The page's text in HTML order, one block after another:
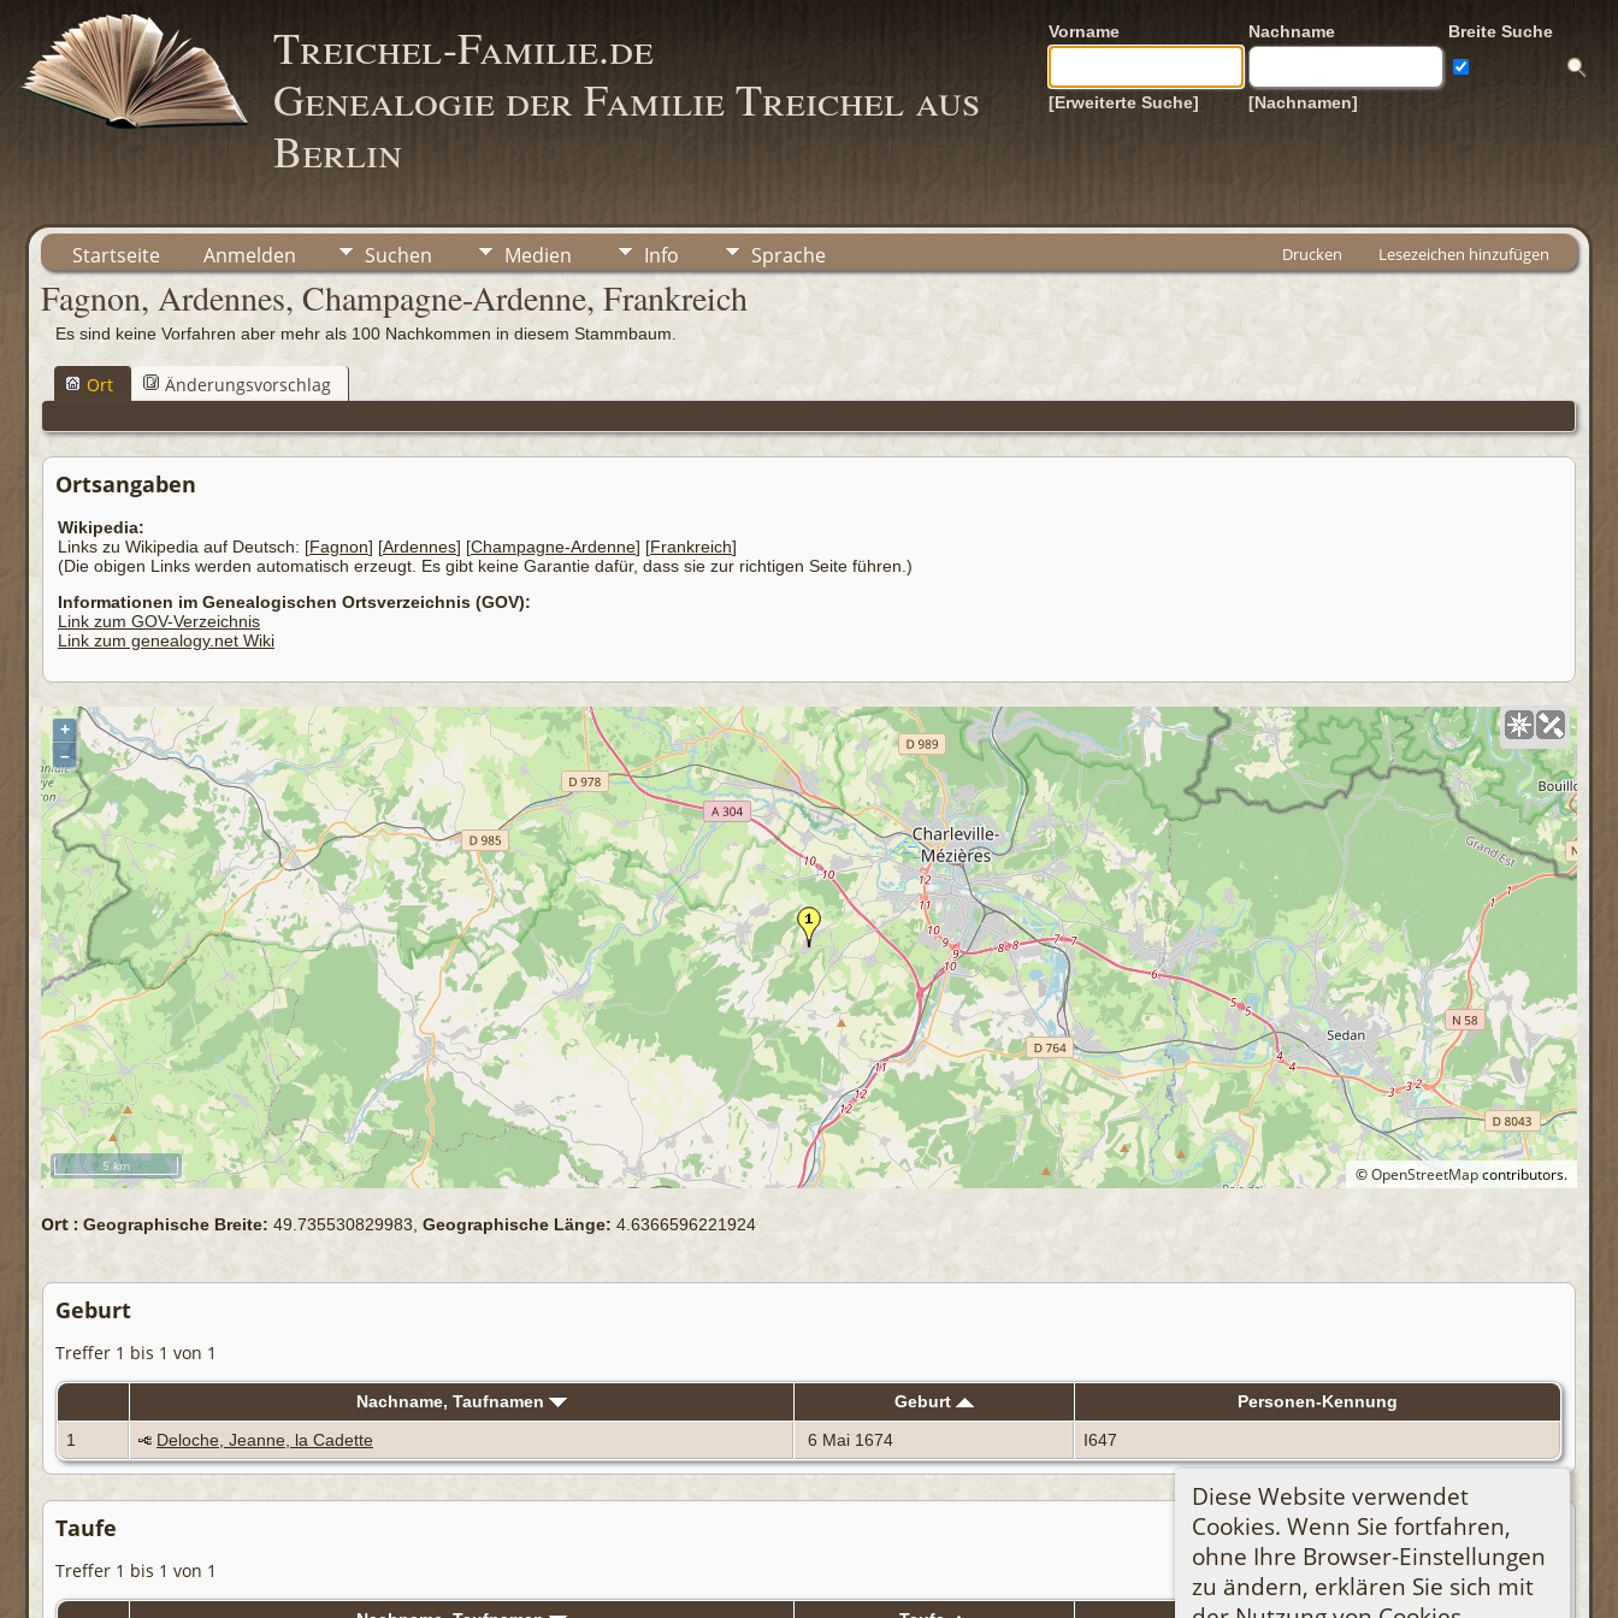
Treichel-Familie.de
Genealogie der Familie Treichel aus
Berlin
Vorname Nachname Breite Suche
[Erweiterte Suche] [Nachnamen]
Startseite Anmelden Suchen Medien Info Sprache Drucken Lesezeichen hinzufügen
Diese Website verwendet
Cookies. Wenn Sie fortfahren,
ohne Ihre Browser-Einstellungen
zu ändern, erklären Sie sich mit
Fagnon, Ardennes, Champagne-Ardenne, Frankreich
Es sind keine Vorfahren aber mehr als 100 Nachkommen in diesem Stammbaum.
Ort Änderungsvorschlag
Ortsangaben
Wikipedia:
Links zu Wikipedia auf Deutsch: [Fagnon] [Ardennes] [Champagne-Ardenne] [Frankreich]
(Die obigen Links werden automatisch erzeugt. Es gibt keine Garantie dafür, dass sie zur richtigen Seite führen.)
Informationen im Genealogischen Ortsverzeichnis (GOV):
Link zum GOV-Verzeichnis
Link zum genealogy.net Wiki
+
–
©OpenStreetMapcontributors.
5 km
Ort : Geographische Breite:49.735530829983, Geographische Länge: 4.6366596221924
Geburt
Treffer 1 bis 1 von 1
Nachname, Taufnamen Geburt
Personen-Kennung
1
Deloche, Jeanne, la Cadette 6 Mai 1674 I647
Taufe
Treffer 1 bis 1 von 1